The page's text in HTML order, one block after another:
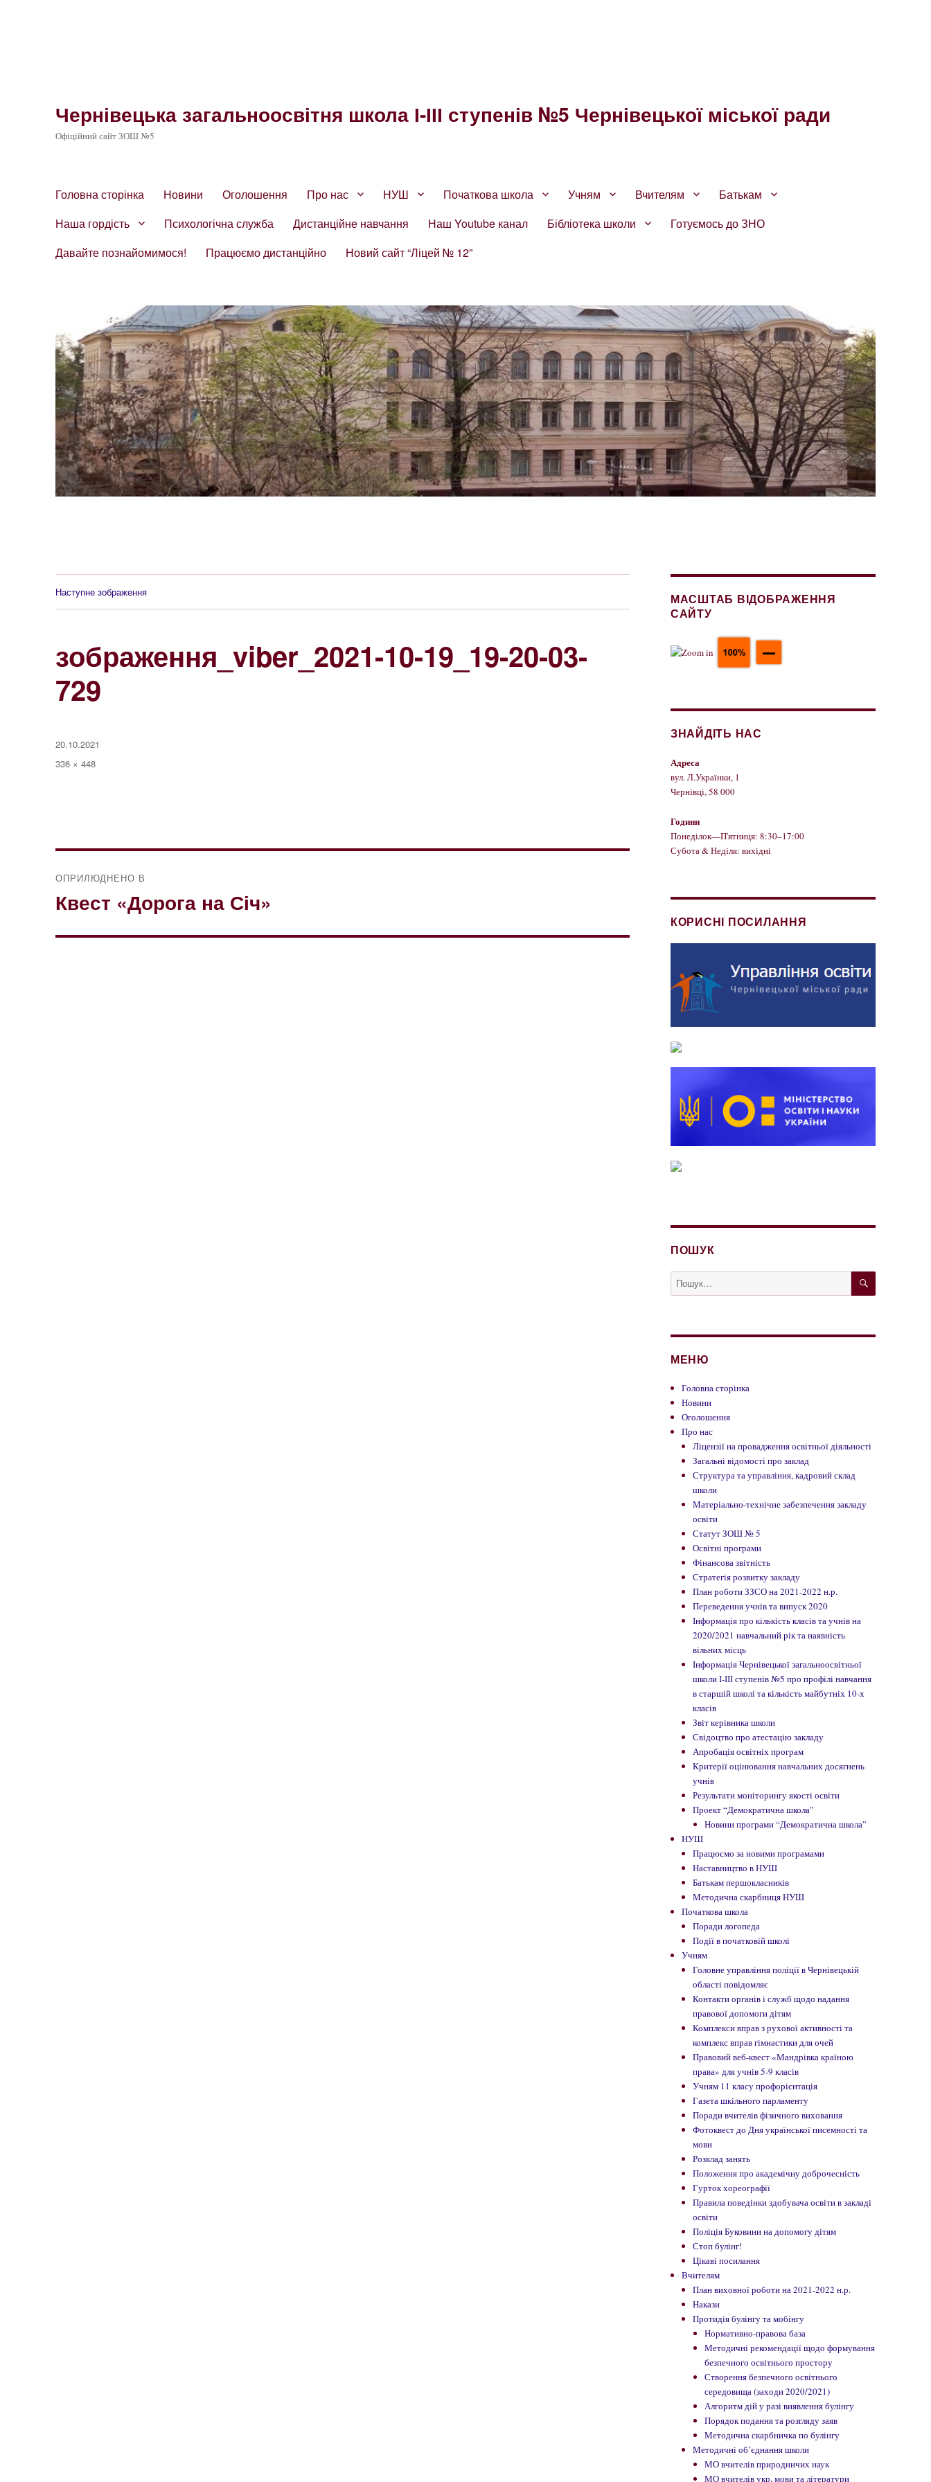
Чернівецька загальноосвітня школа І-ІІІ ступенів №5 Чернівецької міської ради
Офіційний сайт ЗОШ №5
Головна сторінка Новини Оголошення Про нас НУШ Початкова школа Учням Вчителям
Батькам
Наша гордість
Психологічна служба Дистанційне навчання Наш Youtube канал Бібліотека школи
Готуємось до ЗНО
Давайте познайомимося!
Працюємо дистанційно Новий сайт “Ліцей № 12”
Наступне зображення
зображення_viber_2021-10-19_19-20-03-
729
Оприлюднено
20.10.2021
Повний
336 × 448
записів
ОПРИЛЮДНЕНО В
Квест «Дорога на Січ»
МАСШТАБ ВІДОБРАЖЕННЯ
САЙТУ
ЗНАЙДІТЬ НАС
Адреса
вул. Л.Українки, 1
Чернівці, 58 000
Години
Понеділок—П'ятниця: 8:30–17:00
Субота & Неділя: вихідні
КОРИСНІ ПОСИЛАННЯ
ПОШУК
Пошук
за
ШУКАТИ
МЕНЮ
Головна сторінка
Новини
Оголошення
Про нас
Ліцензії на провадження освітньої діяльності
Загальні відомості про заклад
Структура та управління, кадровий склад
школи
Матеріально-технічне забезпечення закладу
освіти
Статут ЗОШ № 5
Освітні програми
Фінансова звітність
Стратегія розвитку закладу
План роботи ЗЗСО на 2021-2022 н.р.
Переведення учнів та випуск 2020
Інформація про кількість класів та учнів на
2020/2021 навчальний рік та наявність
вільних місць
Інформація Чернівецької загальноосвітньої
школи І-ІІІ ступенів №5 про профілі навчання
в старшій школі та кількість майбутніх 10-х
класів
Звіт керівника школи
Свідоцтво про атестацію закладу
Апробація освітніх програм
Критерії оцінювання навчальних досягнень
учнів
Результати моніторингу якості освіти
Проект “Демократична школа”
Новини програми “Демократична школа”
НУШ
Працюємо за новими програмами
Наставництво в НУШ
Батькам першокласників
Методична скарбниця НУШ
Початкова школа
Поради логопеда
Події в початковій школі
Учням
Головне управління поліції в Чернівецькій
області повідомляє
Контакти органів і служб щодо надання
правової допомоги дітям
Комплекси вправ з рухової активності та
комплекс вправ гімнастики для очей
Правовий веб-квест «Мандрівка країною
права» для учнів 5-9 класів
Учням 11 класу профорієнтація
Газета шкільного парламенту
Поради вчителів фізичного виховання
Фотоквест до Дня української писемності та
мови
Розклад занять
Положення про академічну доброчесність
Гурток хореографії
Правила поведінки здобувача освіти в закладі
освіти
Поліція Буковини на допомогу дітям
Стоп булінг!
Цікаві посилання
Вчителям
План виховної роботи на 2021-2022 н.р.
Накази
Протидія булінгу та мобінгу
Нормативно-правова база
Методичні рекомендації щодо формування
безпечного освітнього простору
Створення безпечного освітнього
середовища (заходи 2020/2021)
Алгоритм дій у разі виявлення булінгу
Порядок подання та розгляду заяв
Методична скарбничка по булінгу
Методичні об’єднання школи
МО вчителів природничих наук
МО вчителів укр. мови та літератури